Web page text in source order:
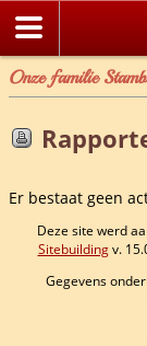
Onze familie
Er bestaat geen
Deze site werd
Sitebuildingv.
Gegevens